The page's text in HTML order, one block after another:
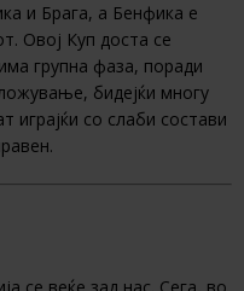
и Брага, а Бенфика е
Овој Куп доста се
групна фаза, поради
бидејќи многу
играјќи со слаби состави